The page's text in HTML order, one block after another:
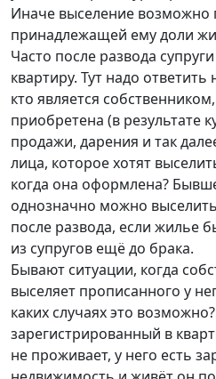
Иначе выселение возможно
принадлежащей ему доли
Часто после развода
квартиру. Тут надо
кто является
приобретена (в результате
продажи, дарения и так
лица, которое хотят
когда она оформлена?
однозначно можно
после развода, если жилье
из супругов ещё до брака.
Бывают ситуации, когда
выселяет прописанного у
каких случаях это
зарегистрированный в
не проживает, у него есть